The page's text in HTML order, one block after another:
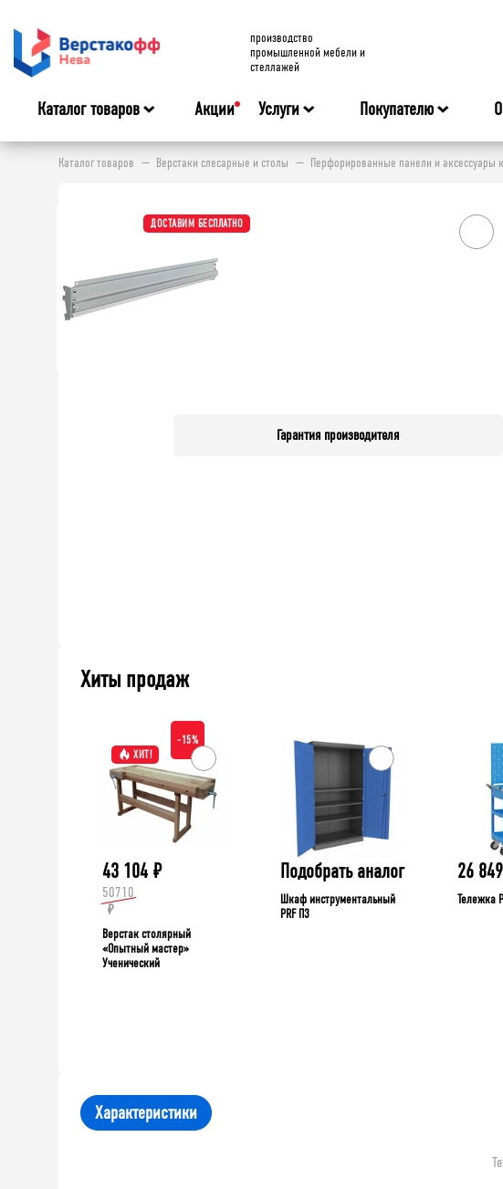
производство
промышленной мебели и
стеллажей
Каталог товаров Акции Услуги Покупателю
Каталог товаров Верстаки слесарные и столы Перфорированные панели и аксессуары
ДОСТАВИМ БЕСПЛАТНО
Гарантия производителя
Хиты продаж
ХИТ!
-15%
43 104 ₽
50710
₽
Верстак столярный
«Опытный мастер»
Ученический
Подобрать аналог
Шкаф инструментальный
PRF П3
26 849
Тележка
Характеристики